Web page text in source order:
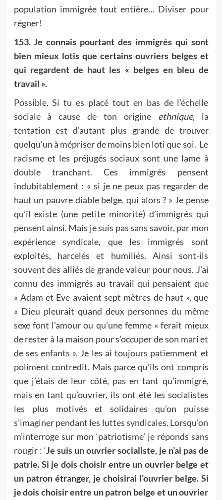
population immigrée tout entière… Diviser pour
régner!
153. Je connais pourtant des immigrés qui sont
bien mieux lotis que certains ouvriers belges et
qui regardent de haut les « belges en bleu de
travail ».
Possible. Si tu es placé tout en bas de l’échelle
sociale à cause de ton origine ethnique, la
tentation est d’autant plus grande de trouver
quelqu’un à mépriser de moins bien loti que soi. Le
racisme et les préjugés sociaux sont une lame à
double tranchant. Ces immigrés pensent
indubitablement : « si je ne peux pas regarder de
haut un pauvre diable belge, qui alors ? » Je pense
qu’il existe (une petite minorité) d’immigrés qui
pensent ainsi. Mais je suis pas sans savoir, par mon
expérience syndicale, que les immigrés sont
exploités, harcelés et humiliés. Ainsi sont-ils
souvent des alliés de grande valeur pour nous. J’ai
connu des immigrés au travail qui pensaient que
« Adam et Eve avaient sept mètres de haut », que
« Dieu pleurait quand deux personnes du même
sexe font l’amour ou qu’une femme « ferait mieux
de rester à la maison pour s’occuper de son mari et
de ses enfants ». Je les ai toujours patiemment et
poliment contredit. Mais parce qu’ils ont compris
que j’étais de leur côté, pas en tant qu’immigré,
mais en tant qu’ouvrier, ils ont été les socialistes
les plus motivés et solidaires qu’on puisse
s’imaginer pendant les luttes syndicales. Lorsqu’on
m’interroge sur mon ‘patriotisme’ je réponds sans
rougir : ‘Je suis un ouvrier socialiste, je n’ai pas de
patrie. Si je dois choisir entre un ouvrier belge et
un patron étranger, je choisirai l’ouvrier belge. Si
je dois choisir entre un patron belge et un ouvrier